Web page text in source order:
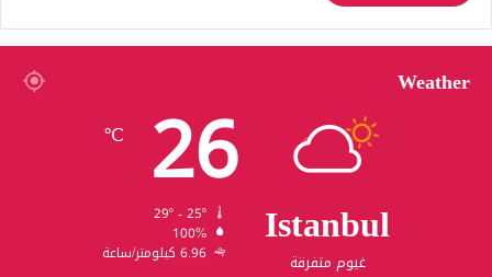
Weather
Istanbul
غيوم متفرقة
26
℃
100%
6.96 كيلومتر/ساعة